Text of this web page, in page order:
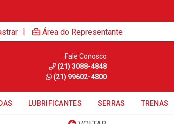
| Área do Representante
Fale Conosco
(21) 3088-4848
(21) 99602-4800
LUBRIFICANTES SERRAS TRENAS